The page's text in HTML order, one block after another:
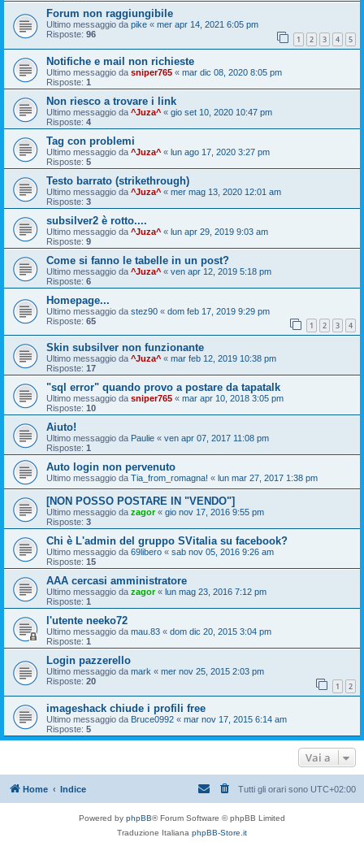
Forum non raggiungibile
Ultimo messaggio da pike « mer apr 14, 2021 6:05 pm
Risposte: 96 1 2 3 4 5
Notifiche e mail non richieste
Ultimo messaggio da sniper765 « mar dic 08, 2020 8:05 pm
Risposte: 1
Non riesco a trovare i link
Ultimo messaggio da ^Juza^ « gio set 10, 2020 10:47 pm
Risposte: 4
Tag con problemi
Ultimo messaggio da ^Juza^ « lun ago 17, 2020 3:27 pm
Risposte: 5
Testo barrato (strikethrough)
Ultimo messaggio da ^Juza^ « mer mag 13, 2020 12:01 am
Risposte: 3
subsilver2 è rotto....
Ultimo messaggio da ^Juza^ « lun apr 29, 2019 9:03 am
Risposte: 9
Come si fanno le tabelle in un post?
Ultimo messaggio da ^Juza^ « ven apr 12, 2019 5:18 pm
Risposte: 6
Homepage...
Ultimo messaggio da stez90 « dom feb 17, 2019 9:29 pm
Risposte: 65 1 2 3 4
Skin subsilver non funzionante
Ultimo messaggio da ^Juza^ « mar feb 12, 2019 10:38 pm
Risposte: 17
"sql error" quando provo a postare da tapatalk
Ultimo messaggio da sniper765 « mar apr 10, 2018 3:05 pm
Risposte: 10
Aiuto!
Ultimo messaggio da Paulie « ven apr 07, 2017 11:08 pm
Risposte: 1
Auto login non pervenuto
Ultimo messaggio da Tia_from_romagna! « lun mar 27, 2017 1:38 pm
[NON POSSO POSTARE IN "VENDO"]
Ultimo messaggio da zagor« gio nov 17, 2016 9:55 pm
Risposte: 3
Chi è L'admin del gruppo SVitalia su facebook?
Ultimo messaggio da 69libero « sab nov 05, 2016 9:26 am
Risposte: 15
AAA cercasi amministratore
Ultimo messaggio da zagor« lun mag 23, 2016 7:12 pm
Risposte: 1
l'utente neeko72
Ultimo messaggio da mau.83 « dom dic 20, 2015 3:04 pm
Risposte: 1
Login pazzerello
Ultimo messaggio da mark « mer nov 25, 2015 2:03 pm
Risposte: 20 1 2
imageshack chiude i profili free
Ultimo messaggio da Bruce0992 « mar nov 17, 2015 6:14 am
Risposte: 5
Vai a
Home Indice Tutti gli orari sono UTC+02:00
Powered by phpBB® Forum Software © phpBB Limited
Traduzione Italiana phpBB-Store.it